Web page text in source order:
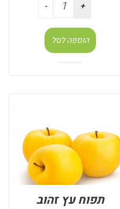
הוספה לסל
תפוח עץ זהוב